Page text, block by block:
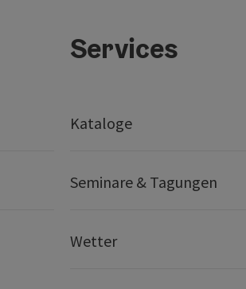
Services
Kataloge
Seminare & Tagungen
Wetter